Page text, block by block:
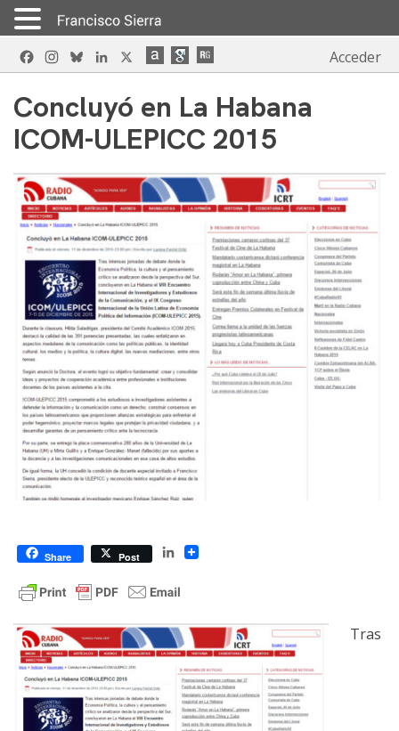
Skip
to
FacebookInstagram
BlueskyLinkedIn Acceder
Concluyó en La Habana
ICOM-ULEPICC 2015
Share Post LinkedIn
Tras